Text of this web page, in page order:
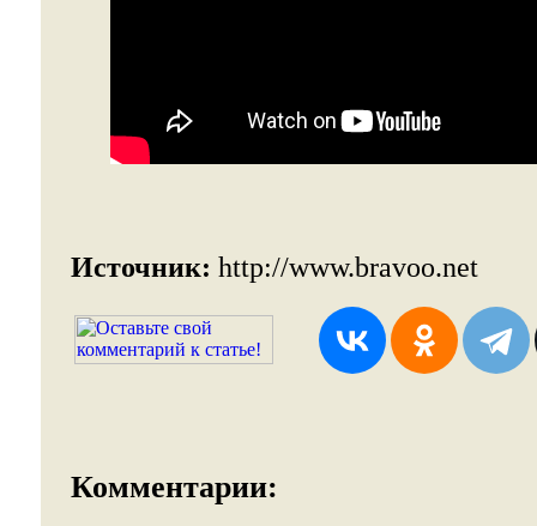
Источник: http://www.bravoo.net
Комментарии: